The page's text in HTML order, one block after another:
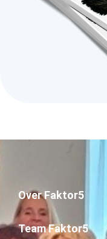
Over Faktor5
Team Faktor5